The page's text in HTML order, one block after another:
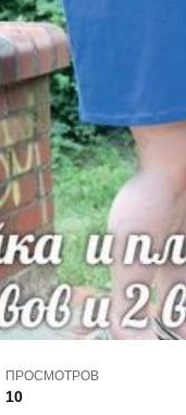
ПРОСМОТРОВ
10